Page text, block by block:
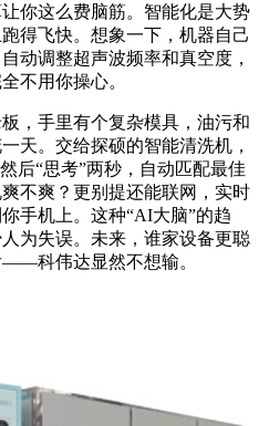
你这么费脑筋。智能化是大势
得飞快。想象一下，机器自己
动调整超声波频率和真空度，
不用你操心。
，手里有个复杂模具，油污和
天。交给探硕的智能清洗机，
后“思考”两秒，自动匹配最佳
不爽？更别提还能联网，实时
手机上。这种“AI大脑”的趋
为失误。未来，谁家设备更聪
科伟达显然不想输。